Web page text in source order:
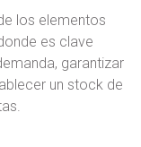
los elementos
es clave
garantizar
un stock de